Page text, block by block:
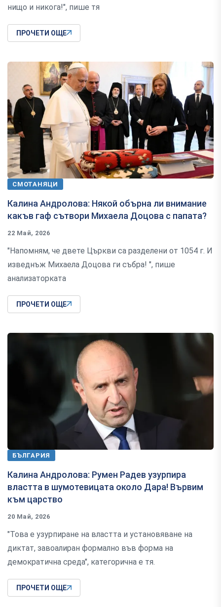
нищо и никога!", пише тя
ПРОЧЕТИ ОЩЕ
СМОТАНЯЦИ
Калина Андролова: Някой обърна ли внимание
какъв гаф сътвори Михаела Доцова с папата?
22 Май, 2026
"Напомням, че двете Църкви са разделени от 1054 г. И
изведнъж Михаела Доцова ги събра! ", пише
анализаторката
ПРОЧЕТИ ОЩЕ
БЪЛГАРИЯ
Калина Андролова: Румен Радев узурпира
властта в шумотевицата около Дара! Вървим
към царство
20 Май, 2026
"Това е узурпиране на властта и установяване на
диктат, завоалиран формално във форма на
демократична среда", категорична е тя.
ПРОЧЕТИ ОЩЕ